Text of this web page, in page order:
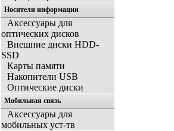
Носители информации
Аксессуары для
оптических дисков
Внешние диски HDD-
SSD
Карты памяти
Накопители USB
Оптические диски
Мобильная связь
Аксессуары для
мобильных уст-тв